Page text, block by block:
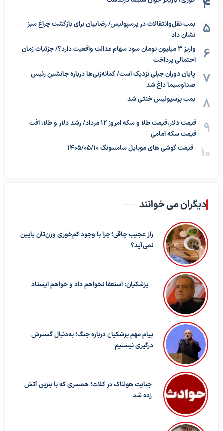
بمب نقل‌وانتقالات در پرسپولیس/ رضاییان برای بازگشت چراغ سبز
نشان داد
واریز ۳ میلیون تومان سود سهام عدالت واقعیت دارد؟/ جزئیات زمان
احتمالی پرداخت
پایان دوران جبلی نزدیک است/ گمانه‌زنی‌ها درباره جانشین رئیس
صداوسیما داغ شد
بمب پرسپولیس خنثی شد
قیمت دلار،قیمت طلا و سکه امروز ۱۲ مرداد/ رشد دلار و طلا، افت
قیمت سکه امامی
قیمت گوشی های موبایل سامسونگ 1405/05/10
دیگران می خوانند
راز عجیب چاقی؛ چرا با وجود کم‌خوری وزن‌تان پایین
نمی‌آید؟
پزشکیان: استعفا نخواهم داد و خواهم ایستاد
پیام مهم پزشکیان درباره جنگ؛ به‌دنبال گسترش
درگیری نیستیم
جنایت هولناک در کلات؛ همسری که با بنزین آتش
زده شد